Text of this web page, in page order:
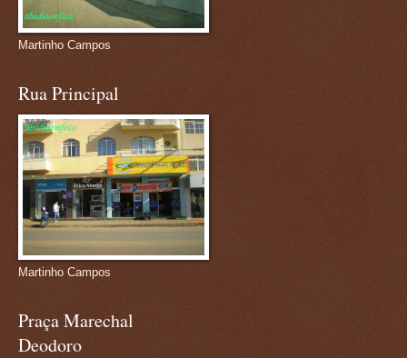
Martinho Campos
Rua Principal
Martinho Campos
Praça Marechal
Deodoro